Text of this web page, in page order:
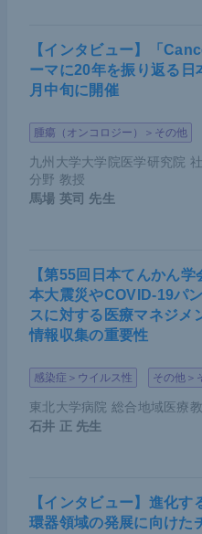
【インタビュー】「
ーマに20年を振り返る日
月中旬に開催
腫瘍（オンコロジー）＞その他
九州大学大学院医学研究院
分野 教授
馬場 英司 先生
【第55回日本てんかん
本大震災やCOVID-19パ
スに対する医療マネジ
情報収集の重要性
感染症＞ウイルス性 その他＞
東北大学病院 総合地域医療
石井 正 先生
【インタビュー】進化
環器領域の発展に向け